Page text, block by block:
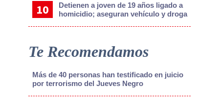
Detienen a joven de 19 años ligado a
homicidio; aseguran vehículo y droga
Te Recomendamos
Más de 40 personas han testificado en juicio
por terrorismo del Jueves Negro